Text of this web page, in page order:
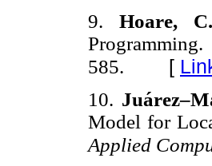
9.Hoare,
585. [
10.
Model for
Applied